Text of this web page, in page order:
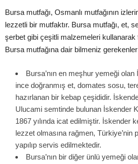
Bursa mutfağı, Osmanlı mutfağının
lezzetli bir mutfaktır. Bursa mutfağı, et,
şerbet gibi çeşitli malzemeleri kullanarak
Bursa mutfağına dair bilmeniz gerekenler
Bursa’nın en meşhur yemeği
ince doğranmış et, domates sosu,
hazırlanan bir kebap çeşididir.
Ulucami semtinde bulunan İskender
1867 yılında icat edilmiştir. İskender
lezzet olmasına rağmen, Türkiye’nin
yapılıp servis edilmektedir.
Bursa’nın bir diğer ünlü yemeği